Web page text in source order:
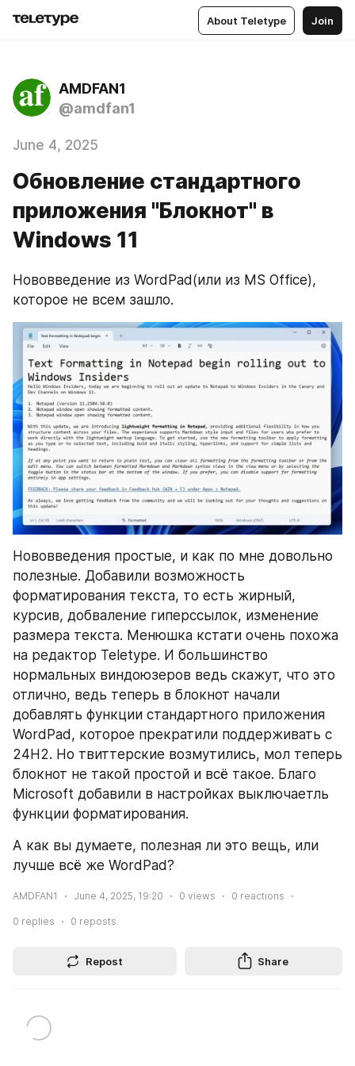
About Teletype Join
AMDFAN1
@amdfan1
June 4, 2025
Обновление стандартного
приложения "Блокнот" в
Windows 11
Нововведение из WordPad(или из MS Office),
которое не всем зашло.
Нововведения простые, и как по мне довольно
полезные. Добавили возможность
форматирования текста, то есть жирный,
курсив, добваление гиперссылок, изменение
размера текста. Менюшка кстати очень похожа
на редактор Teletype. И большинство
нормальных виндоюзеров ведь скажут, что это
отлично, ведь теперь в блокнот начали
добавлять функции стандартного приложения
WordPad, которое прекратили поддерживать с
24H2. Но твиттерские возмутились, мол теперь
блокнот не такой простой и всё такое. Благо
Microsoft добавили в настройках выключаетль
функции форматирования.
А как вы думаете, полезная ли это вещь, или
лучше всё же WordPad?
AMDFAN1 June 4, 2025, 19:20 0 views 0 reactions
0 replies 0 reposts
Repost Share